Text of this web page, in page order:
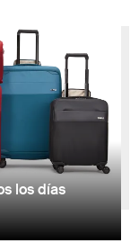
los días